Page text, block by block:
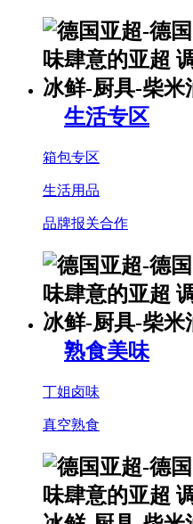
生活专区
箱包专区
生活用品
品牌报关合作
熟食美味
丁姐卤味
真空熟食